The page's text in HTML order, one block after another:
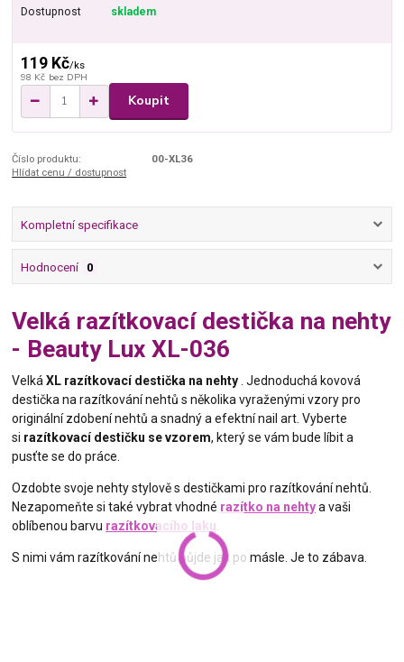
Dostupnost skladem
119 Kč/ks
98 Kč bez DPH
Koupit
Číslo produktu:
00-XL36
Hlídat cenu / dostupnost
Kompletní specifikace
Hodnocení 0
Velká razítkovací destička na nehty
- Beauty Lux XL-036
VelkáXL razítkovací destička na nehty . Jednoduchá kovová
destička na razítkování nehtů s několika vyraženými vzory pro
originální zdobení nehtů a snadný a efektní nail art. Vyberte
si razítkovací destičku se vzorem, který se vám bude líbit a
pusťte se do práce.
Ozdobte svoje nehty stylově s destičkami pro razítkování nehtů.
Nezapomeňte si také vybrat vhodné razítko na nehtya vaši
oblíbenou barvu razítkovacího laku
S nimi vám razítkování nehtů půjde jak po másle. Je to zábava.